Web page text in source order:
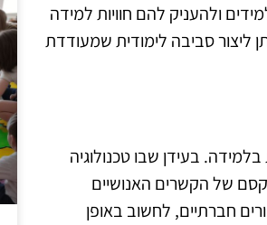
ולהעניק להם חוויות למידה
ליצור סביבה לימודית שמעודדת
בעידן שבו טכנולוגיה
של הקשרים האנושיים
חברתיים, לחשוב באופן